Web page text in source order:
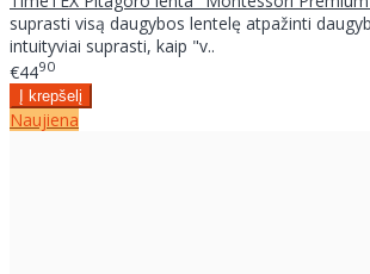
suprasti visą daugybos lentelę atpažinti
intuityviai suprasti, kaip "v..
€4490
Naujiena